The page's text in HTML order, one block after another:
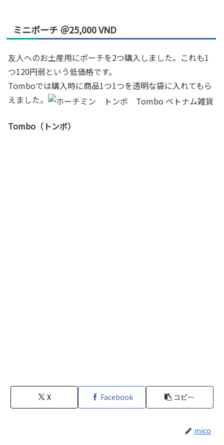
ミニポーチ ＠25,000 VND
友人へのお土産用にポーチを2つ購入しました。これも1
つ120円弱という低価格です。
Tomboでは購入時に商品1つ1つを透明な袋に入れてもら
えました。
Tombo（トンボ）
X Facebook コピー
mico